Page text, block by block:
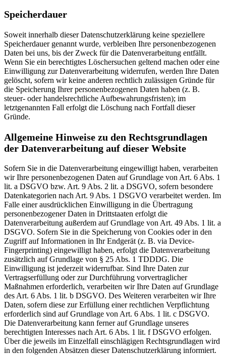
Speicherdauer
Soweit innerhalb dieser Datenschutzerklärung keine speziellere
Speicherdauer genannt wurde, verbleiben Ihre personenbezogenen
Daten bei uns, bis der Zweck für die Datenverarbeitung entfällt.
Wenn Sie ein berechtigtes Löschersuchen geltend machen oder eine
Einwilligung zur Datenverarbeitung widerrufen, werden Ihre Daten
gelöscht, sofern wir keine anderen rechtlich zulässigen Gründe für
die Speicherung Ihrer personenbezogenen Daten haben (z. B.
steuer- oder handelsrechtliche Aufbewahrungsfristen); im
letztgenannten Fall erfolgt die Löschung nach Fortfall dieser
Gründe.
Allgemeine Hinweise zu den Rechtsgrundlagen
der Datenverarbeitung auf dieser Website
Sofern Sie in die Datenverarbeitung eingewilligt haben, verarbeiten
wir Ihre personenbezogenen Daten auf Grundlage von Art. 6 Abs. 1
lit. a DSGVO bzw. Art. 9 Abs. 2 lit. a DSGVO, sofern besondere
Datenkategorien nach Art. 9 Abs. 1 DSGVO verarbeitet werden. Im
Falle einer ausdrücklichen Einwilligung in die Übertragung
personenbezogener Daten in Drittstaaten erfolgt die
Datenverarbeitung außerdem auf Grundlage von Art. 49 Abs. 1 lit. a
DSGVO. Sofern Sie in die Speicherung von Cookies oder in den
Zugriff auf Informationen in Ihr Endgerät (z. B. via Device-
Fingerprinting) eingewilligt haben, erfolgt die Datenverarbeitung
zusätzlich auf Grundlage von § 25 Abs. 1 TDDDG. Die
Einwilligung ist jederzeit widerrufbar. Sind Ihre Daten zur
Vertragserfüllung oder zur Durchführung vorvertraglicher
Maßnahmen erforderlich, verarbeiten wir Ihre Daten auf Grundlage
des Art. 6 Abs. 1 lit. b DSGVO. Des Weiteren verarbeiten wir Ihre
Daten, sofern diese zur Erfüllung einer rechtlichen Verpflichtung
erforderlich sind auf Grundlage von Art. 6 Abs. 1 lit. c DSGVO.
Die Datenverarbeitung kann ferner auf Grundlage unseres
berechtigten Interesses nach Art. 6 Abs. 1 lit. f DSGVO erfolgen.
Über die jeweils im Einzelfall einschlägigen Rechtsgrundlagen wird
in den folgenden Absätzen dieser Datenschutzerklärung informiert.